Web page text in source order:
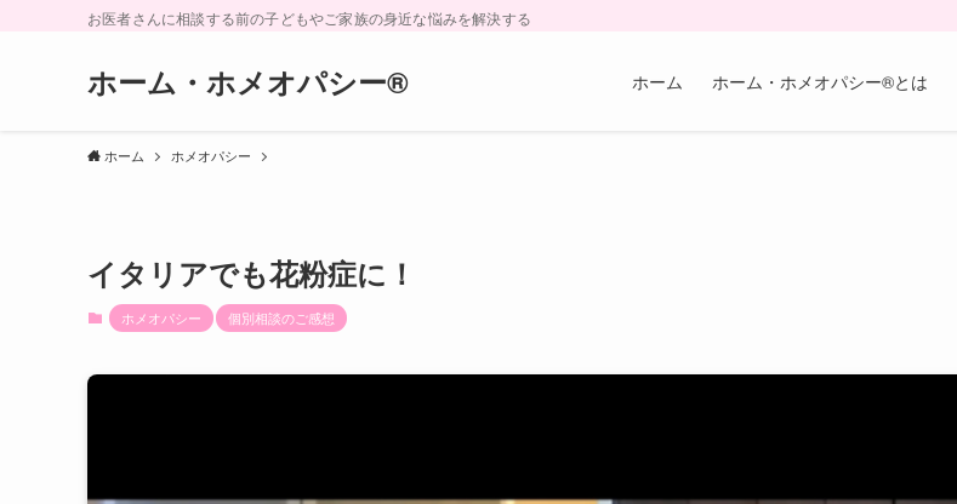
お医者さんに相談する前の子どもやご家族の身近な悩みを解決する
ホーム・ホメオパシー®︎ ホーム ホーム・ホメオパシー®︎とは
ホーム ホメオパシー
イタリアでも花粉症に！
ホメオパシー 個別相談のご感想